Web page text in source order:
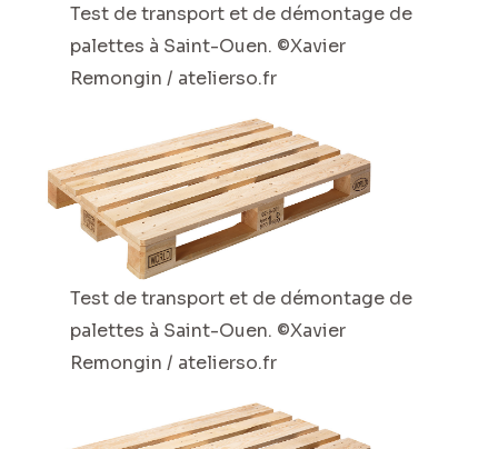
Test de transport et de démontage de
palettes à Saint-Ouen. ©Xavier
Remongin / atelierso.fr
Test de transport et de démontage de
palettes à Saint-Ouen. ©Xavier
Remongin / atelierso.fr